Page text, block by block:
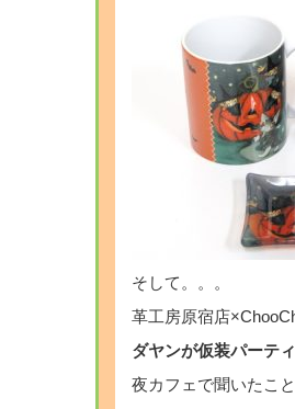
そして。。。
革工房原宿店
ダヤンが仮装パーテ
夜カフェで聞いたこ